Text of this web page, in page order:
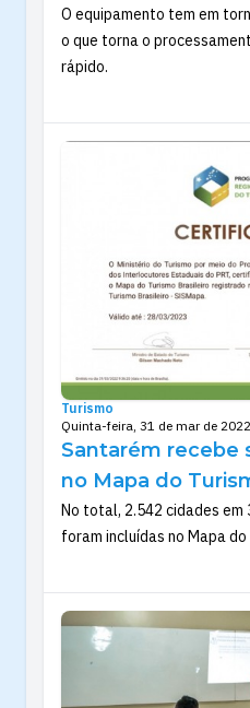
O equipamento tem em
o que torna o
rápido.
Turismo
Quinta-feira, 31 de mar de
Santarém recebe
no Mapa do
No total, 2.542 cidades
foram incluídas no Mapa